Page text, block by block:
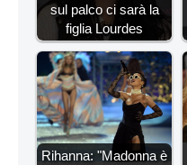
sul palco ci sarà la
figlia Lourdes
Rihanna: "Madonna è